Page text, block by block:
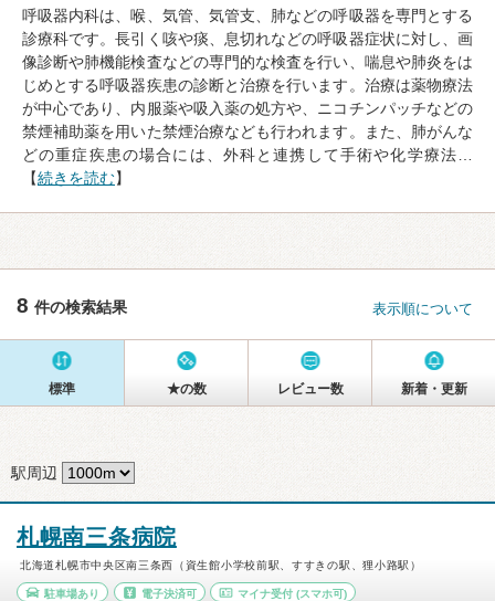
呼吸器内科は、喉、気管、気管支、肺などの呼吸器を専門とする
診療科です。長引く咳や痰、息切れなどの呼吸器症状に対し、画
像診断や肺機能検査などの専門的な検査を行い、喘息や肺炎をは
じめとする呼吸器疾患の診断と治療を行います。治療は薬物療法
が中心であり、内服薬や吸入薬の処方や、ニコチンパッチなどの
禁煙補助薬を用いた禁煙治療なども行われます。また、肺がんな
どの重症疾患の場合には、外科と連携して手術や化学療法…
【続きを読む】
8 件の検索結果 表示順について
標準 ★の数 レビュー数 新着・更新
駅周辺
札幌南三条病院
北海道札幌市中央区南三条西（資生館小学校前駅、すすきの駅、狸小路駅）
駐車場あり 電子決済可 マイナ受付 (スマホ可)